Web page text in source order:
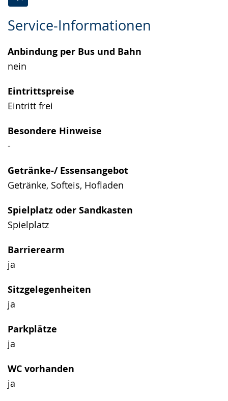
Service-Informationen
Anbindung per Bus und Bahn
nein
Eintrittspreise
Eintritt frei
Besondere Hinweise
-
Getränke-/ Essensangebot
Getränke, Softeis, Hofladen
Spielplatz oder Sandkasten
Spielplatz
Barrierearm
ja
Sitzgelegenheiten
ja
Parkplätze
ja
WC vorhanden
ja
Leichten
wechseln.
Audio-
Video
Deutscher
Gebärdensprache
wird
angezeigt.